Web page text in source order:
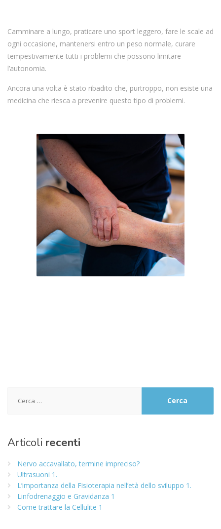
Camminare a lungo, praticare uno sport leggero, fare le scale ad
ogni occasione, mantenersi entro un peso normale, curare
tempestivamente tutti i problemi che possono limitare
l’autonomia.
Ancora una volta è stato ribadito che, purtroppo, non esiste una
medicina che riesca a prevenire questo tipo di problemi.
per:
Articoli recenti
Nervo accavallato, termine impreciso?
Ultrasuoni 1.
L’importanza della Fisioterapia nell’età dello sviluppo 1.
Linfodrenaggio e Gravidanza 1
Come trattare la Cellulite 1